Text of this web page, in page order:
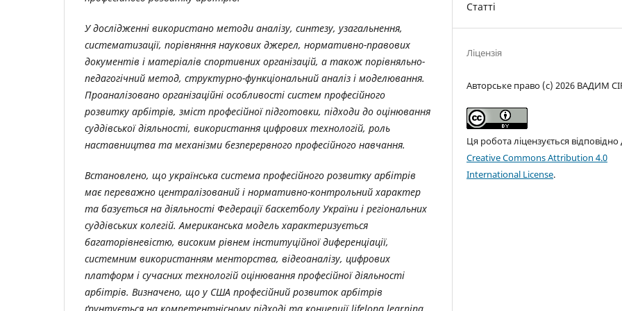
У дослідженні використано методи аналізу, синтезу, узагальнення,
систематизації, порівняння наукових джерел, нормативно-правових
документів і матеріалів спортивних організацій, а також порівняльно-
педагогічний метод, структурно-функціональний аналіз і моделювання.
Проаналізовано організаційні особливості систем професійного
розвитку арбітрів, зміст професійної підготовки, підходи до оцінювання
суддівської діяльності, використання цифрових технологій, роль
наставництва та механізми безперервного професійного навчання.
Встановлено, що українська система професійного розвитку арбітрів
має переважно централізований і нормативно-контрольний характер
та базується на діяльності Федерації баскетболу України і регіональних
суддівських колегій. Американська модель характеризується
багаторівневістю, високим рівнем інституційної диференціації,
системним використанням менторства, відеоаналізу, цифрових
платформ і сучасних технологій оцінювання професійної діяльності
арбітрів. Визначено, що у США професійний розвиток арбітрів
Статті
Ліцензія
Авторське право (c) 2026 ВАДИМ
Ця робота ліцензується відповідно
Creative Commons Attribution 4.0
International License.